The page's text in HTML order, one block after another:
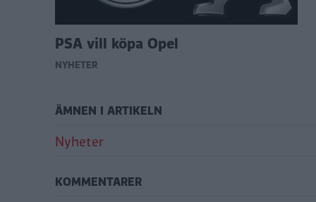
PSA vill köpa Opel
NYHETER
ÄMNEN I ARTIKELN
Nyheter
KOMMENTARER